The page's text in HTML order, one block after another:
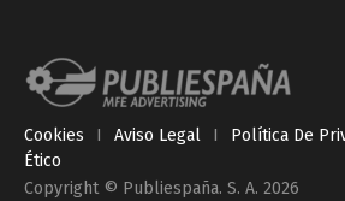
Cookies I Aviso Legal I Política De
Ético
Copyright © Publiespaña. S. A. 2026